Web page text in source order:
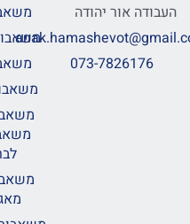
העבודה אור יהודה
073-7826176